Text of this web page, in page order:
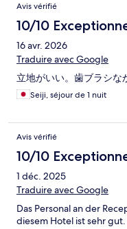
Avis vérifié
10/10
16 avr. 2026
Traduire avec Google
立地がいい。歯ブラシな
Seiji, séjour de 1 nuit
Avis vérifié
10/10
1 déc. 2025
Traduire avec Google
Das Personal an der
diesem Hotel ist sehr gut.